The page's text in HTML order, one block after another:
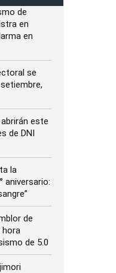
de
en
en
se
este
de DNI
la
aniversario:
de
hora
de 5.0